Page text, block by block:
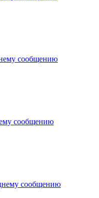
сообщению
сообщению
сообщению